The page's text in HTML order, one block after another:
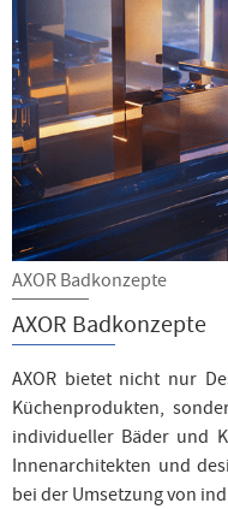
AXOR Badkonzepte
AXOR Badkonzepte
AXOR bietet nicht nur
Küchenprodukten,
individueller Bäder und
Innenarchitekten und
bei der Umsetzung von